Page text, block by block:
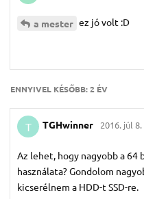
a mester ez jó volt :D
ENNYIVEL KÉSŐBB:2 ÉV
T TGHwinner 2016. júl 8.
Az lehet, hogy nagyobb a 64
használata? Gondolom
kicserélnem a HDD-t SSD-re.